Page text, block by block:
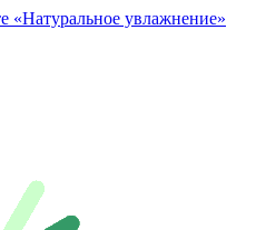
«Натуральное увлажнение»